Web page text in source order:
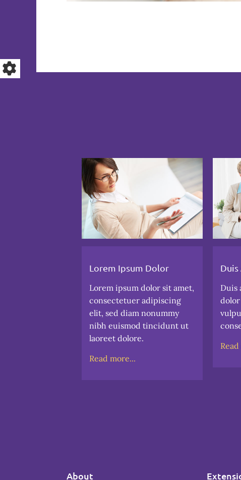
Lorem Ipsum Dolor
Lorem ipsum dolor sit amet,
consectetuer adipiscing
elit, sed diam nonummy
nibh euismod tincidunt ut
laoreet dolore.
Read more...
Duis
Duis
About